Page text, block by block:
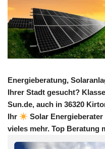
Energieberatung,
Ihrer Stadt gesucht?
Sun.de, auch in 36320
Ihr
Solar
vieles mehr. Top Beratung